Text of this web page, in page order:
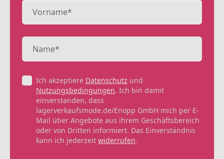
Ich akzeptiere Datenschutz und
Nutzungsbedingungen. Ich bin damit
einverstanden, dass
lagerverkaufsmode.de/Enopp GmbH mich per E-
Mail über Angebote aus ihrem Geschäftsbereich
oder von Dritten informiert. Das Einverständnis
kann ich jederzeit widerrufen.